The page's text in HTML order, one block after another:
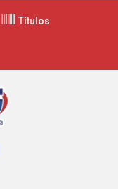
Títulos